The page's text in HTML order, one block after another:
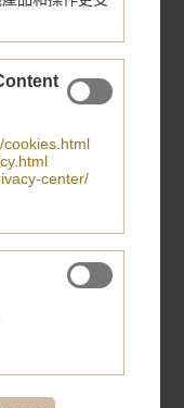
，把「休息時間」
究院認
文台精密時計認
試總結如下：
cookies.html
center/